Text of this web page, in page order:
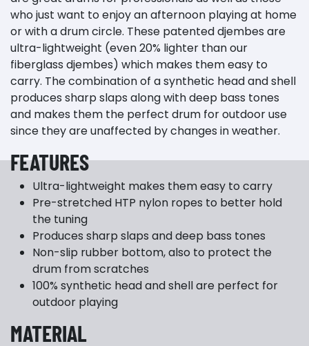
who just want to enjoy an afternoon playing at home
or with a drum circle. These patented djembes are
ultra-lightweight (even 20% lighter than our
fiberglass djembes) which makes them easy to
carry. The combination of a synthetic head and shell
produces sharp slaps along with deep bass tones
and makes them the perfect drum for outdoor use
since they are unaffected by changes in weather.
FEATURES
Ultra-lightweight makes them easy to carry
Pre-stretched HTP nylon ropes to better hold
the tuning
Produces sharp slaps and deep bass tones
Non-slip rubber bottom, also to protect the
drum from scratches
100% synthetic head and shell are perfect for
outdoor playing
MATERIAL